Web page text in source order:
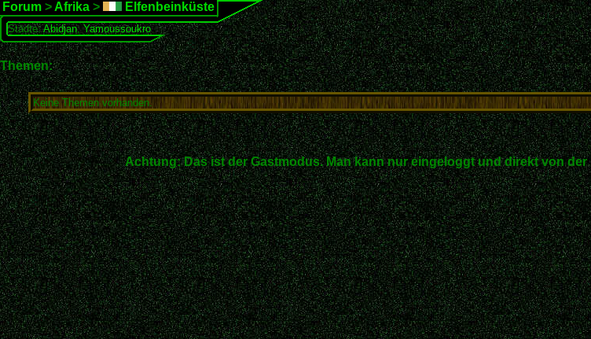
Forum > Afrika > Elfenbeinküste
Städte:Abidjan,Yamoussoukro
Themen:
Keine Themen vorhanden.
Achtung: Das ist der Gastmodus. Man kann nur eingeloggt und direkt von der